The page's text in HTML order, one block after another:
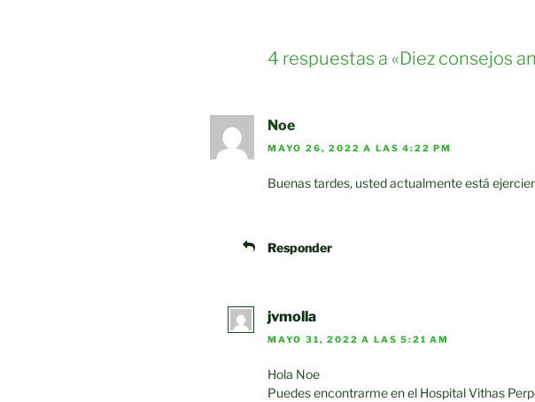
4 respuestas a «Diez consejos
Noe
MAYO 26, 2022 A LAS 4:22 PM
Buenas tardes, usted actualmente está
Responder
jvmolla
MAYO 31, 2022 A LAS 5:21 AM
Hola Noe
Puedes encontrarme en el Hospital Vithas